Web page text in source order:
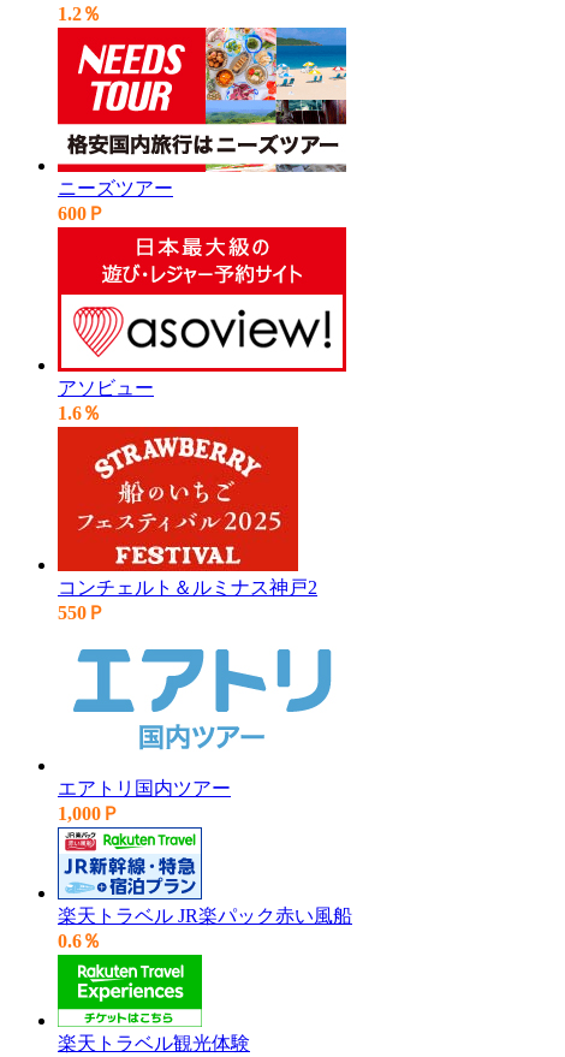
1.2％
ニーズツアー
600Ｐ
アソビュー
1.6％
コンチェルト＆ルミナス神戸2
550Ｐ
エアトリ国内ツアー
1,000Ｐ
楽天トラベル JR楽パック赤い風船
0.6％
楽天トラベル観光体験